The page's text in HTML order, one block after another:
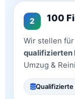
2 100
Wir stellen
qualifizierten
Umzug &
Qualifizierte